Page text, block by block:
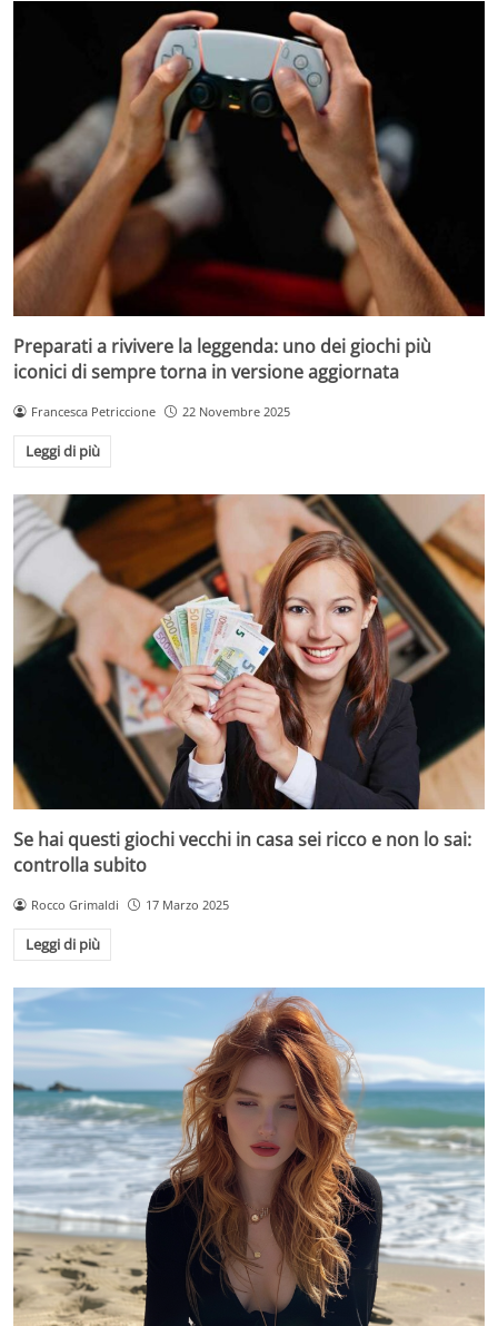
Preparati a rivivere la leggenda: uno dei giochi più
iconici di sempre torna in versione aggiornata
Francesca Petriccione 22 Novembre 2025
Leggi di più
Se hai questi giochi vecchi in casa sei ricco e non lo sai:
controlla subito
Rocco Grimaldi 17 Marzo 2025
Leggi di più